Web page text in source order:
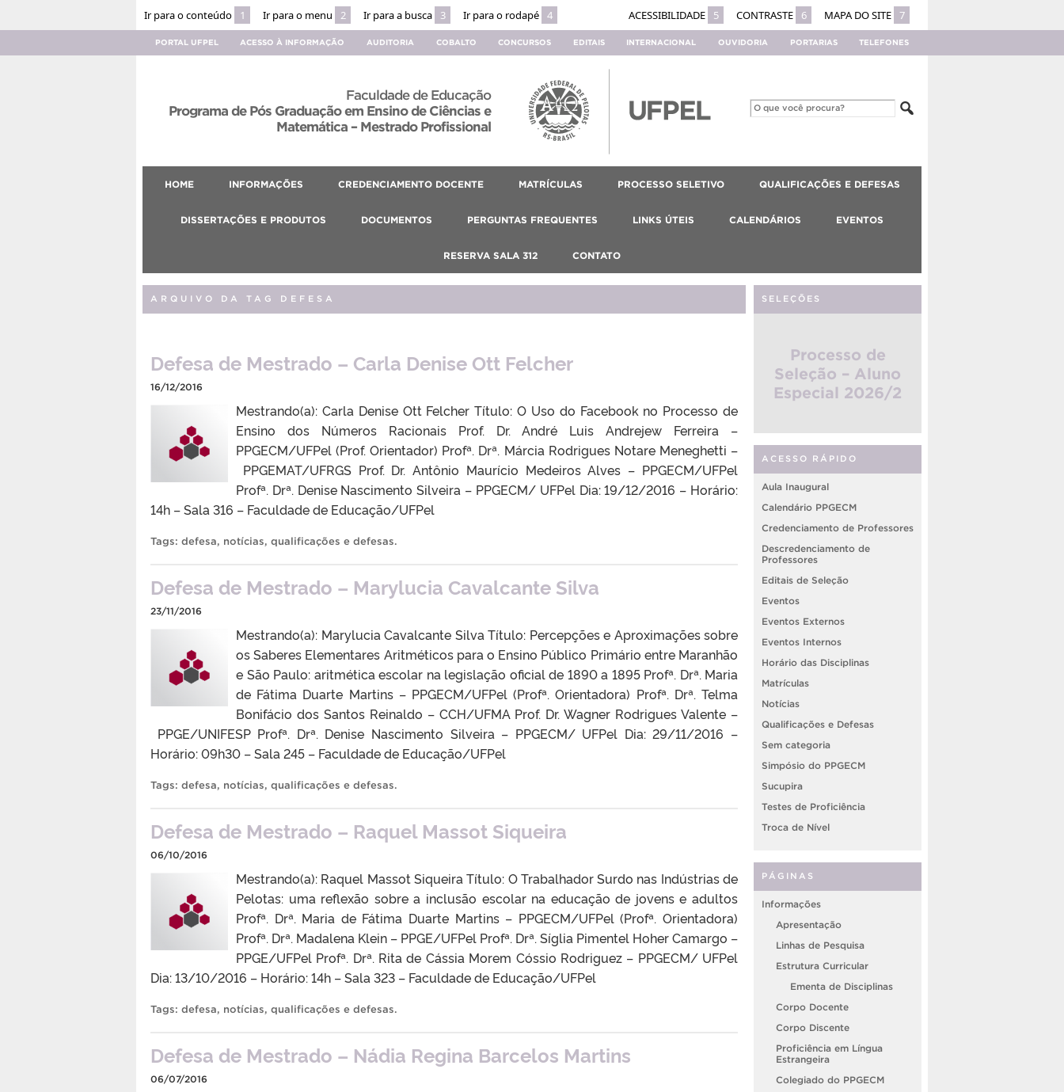
Ir para o conteúdo 1 Ir para o menu 2 Ir para a busca 3 Ir para o rodapé 4 ACESSIBILIDADE 5 CONTRASTE 6 MAPA DO SITE 7
PORTAL UFPEL ACESSO À INFORMAÇÃO AUDITORIA COBALTO CONCURSOS EDITAIS INTERNACIONAL OUVIDORIA PORTARIAS TELEFONES
Faculdade de Educação
Programa de Pós Graduação em Ensino de Ciências e
Matemática – Mestrado Profissional
HOME INFORMAÇÕES CREDENCIAMENTO DOCENTE MATRÍCULAS PROCESSO SELETIVO QUALIFICAÇÕES E DEFESAS
DISSERTAÇÕES E PRODUTOS DOCUMENTOS PERGUNTAS FREQUENTES LINKS ÚTEIS CALENDÁRIOS EVENTOS
RESERVA SALA 312 CONTATO
ARQUIVO DA TAG DEFESA
Defesa de Mestrado – Carla Denise Ott Felcher
16/12/2016
Mestrando(a): Carla Denise Ott Felcher Título: O Uso do Facebook no Processo de
Ensino dos Números Racionais Prof. Dr. André Luis Andrejew Ferreira –
PPGECM/UFPel (Prof. Orientador) Profª. Drª. Márcia Rodrigues Notare Meneghetti –
PPGEMAT/UFRGS Prof. Dr. Antônio Maurício Medeiros Alves – PPGECM/UFPel
Profª. Drª. Denise Nascimento Silveira – PPGECM/ UFPel Dia: 19/12/2016 – Horário:
14h – Sala 316 – Faculdade de Educação/UFPel
Tags: defesa, notícias, qualificações e defesas.
Defesa de Mestrado – Marylucia Cavalcante Silva
23/11/2016
Mestrando(a): Marylucia Cavalcante Silva Título: Percepções e Aproximações sobre
os Saberes Elementares Aritméticos para o Ensino Público Primário entre Maranhão
e São Paulo: aritmética escolar na legislação oficial de 1890 a 1895 Profª. Drª. Maria
de Fátima Duarte Martins – PPGECM/UFPel (Profª. Orientadora) Profª. Drª. Telma
Bonifácio dos Santos Reinaldo – CCH/UFMA Prof. Dr. Wagner Rodrigues Valente –
PPGE/UNIFESP Profª. Drª. Denise Nascimento Silveira – PPGECM/ UFPel Dia: 29/11/2016 –
Horário: 09h30 – Sala 245 – Faculdade de Educação/UFPel
Tags: defesa, notícias, qualificações e defesas.
Defesa de Mestrado – Raquel Massot Siqueira
06/10/2016
Mestrando(a): Raquel Massot Siqueira Título: O Trabalhador Surdo nas Indústrias de
Pelotas: uma reflexão sobre a inclusão escolar na educação de jovens e adultos
Profª. Drª. Maria de Fátima Duarte Martins – PPGECM/UFPel (Profª. Orientadora)
Profª. Drª. Madalena Klein – PPGE/UFPel Profª. Drª. Síglia Pimentel Hoher Camargo –
PPGE/UFPel Profª. Drª. Rita de Cássia Morem Cóssio Rodriguez – PPGECM/ UFPel
Dia: 13/10/2016 – Horário: 14h – Sala 323 – Faculdade de Educação/UFPel
Tags: defesa, notícias, qualificações e defesas.
Defesa de Mestrado – Nádia Regina Barcelos Martins
06/07/2016
SELEÇÕES
Processo de
Seleção – Aluno
Especial 2026/2
ACESSO RÁPIDO
Aula Inaugural
Calendário PPGECM
Credenciamento de Professores
Descredenciamento de
Professores
Editais de Seleção
Eventos
Eventos Externos
Eventos Internos
Horário das Disciplinas
Matrículas
Notícias
Qualificações e Defesas
Sem categoria
Simpósio do PPGECM
Sucupira
Testes de Proficiência
Troca de Nível
PÁGINAS
Informações
Apresentação
Linhas de Pesquisa
Estrutura Curricular
Ementa de Disciplinas
Corpo Docente
Corpo Discente
Proficiência em Língua
Estrangeira
Colegiado do PPGECM